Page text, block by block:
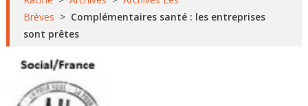
Brèves > Complémentaires santé : les entreprises
sont prêtes